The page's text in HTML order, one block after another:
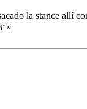
la stance allí
»